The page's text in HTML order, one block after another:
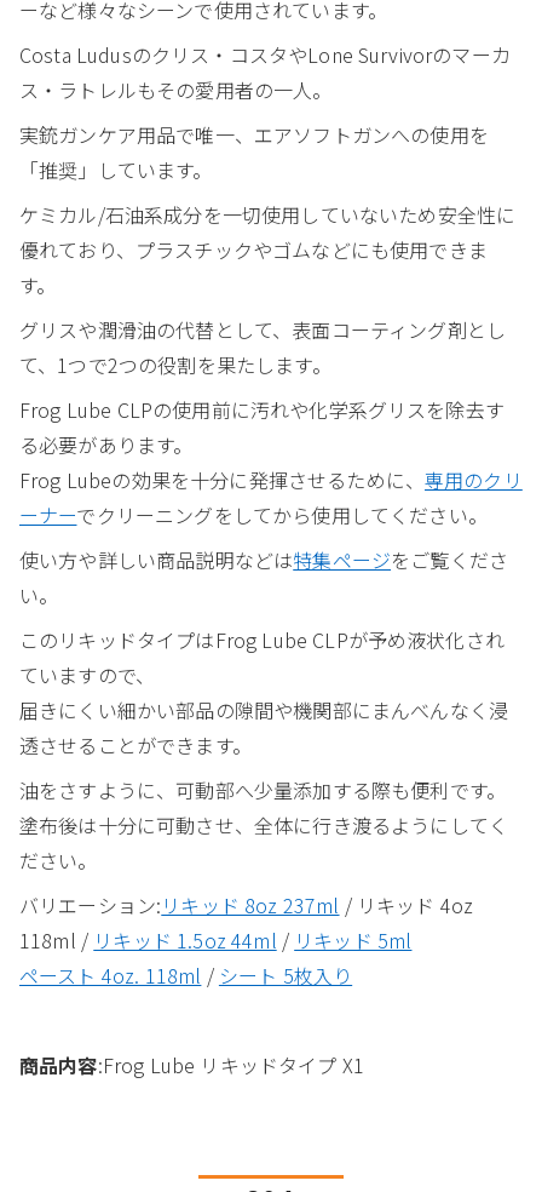
ーなど様々なシーンで使用されています。
Costa Ludusのクリス・コスタやLone Survivorのマーカ
ス・ラトレルもその愛用者の一人。
実銃ガンケア用品で唯一、エアソフトガンへの使用を
「推奨」しています。
ケミカル/石油系成分を一切使用していないため安全性に
優れており、プラスチックやゴムなどにも使用できま
す。
グリスや潤滑油の代替として、表面コーティング剤とし
て、1つで2つの役割を果たします。
Frog Lube CLPの使用前に汚れや化学系グリスを除去す
る必要があります。
Frog Lubeの効果を十分に発揮させるために、専用のクリ
ーナーでクリーニングをしてから使用してください。
使い方や詳しい商品説明などは特集ページをご覧くださ
い。
このリキッドタイプはFrog Lube CLPが予め液状化され
ていますので、
届きにくい細かい部品の隙間や機関部にまんべんなく浸
透させることができます。
油をさすように、可動部へ少量添加する際も便利です。
塗布後は十分に可動させ、全体に行き渡るようにしてく
ださい。
バリエーション: リキッド 8oz 237ml / リキッド 4oz
118ml / リキッド 1.5oz 44ml / リキッド 5ml
ペースト 4oz. 118ml / シート 5枚入り
商品内容:Frog Lube リキッドタイプ X1